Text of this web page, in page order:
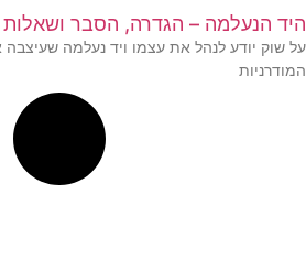
היד הנעלמה – הגדרה, הסבר ושאלות
על שוק יודע לנהל את עצמו ויד נעלמה
המודרניות